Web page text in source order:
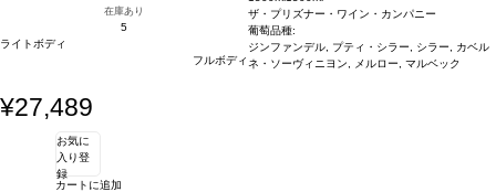
在庫あり
5
ライトボディ
フルボディ
ザ・プリズナー・ワイン・カンパニー
葡萄品種:
ジンファンデル, プティ・シラー, シラー, カベル
ネ・ソーヴィニヨン, メルロー, マルベック
¥27,489
お気に
入り登
録
カートに追加